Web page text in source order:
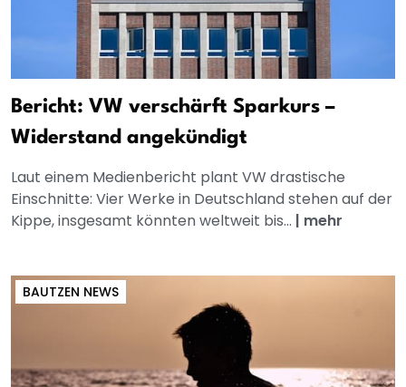
Bericht: VW verschärft Sparkurs –
Widerstand angekündigt
Laut einem Medienbericht plant VW drastische
Einschnitte: Vier Werke in Deutschland stehen auf der
Kippe, insgesamt könnten weltweit bis... | mehr
BAUTZEN NEWS